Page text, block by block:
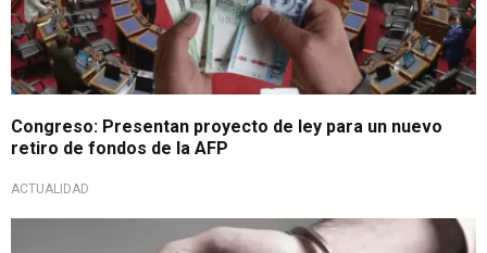
Congreso: Presentan proyecto de ley para un nuevo
retiro de fondos de la AFP
ACTUALIDAD